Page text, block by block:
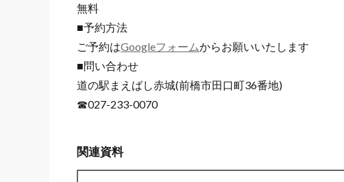
無料
■予約方法
ご予約はGoogleフォームからお願いいたします
■問い合わせ
道の駅まえばし赤城(前橋市田口町36番地)
☎027-233-0070
関連資料